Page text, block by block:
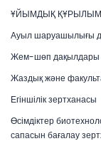
ҰЙЫМДЫҚ ҚҰРЫЛЫМ
Ауыл шаруашылығы
Жем-шөп дақылдары
Жаздық және
Егіншілік зертханасы
Өсімдіктер
сапасын бағалау